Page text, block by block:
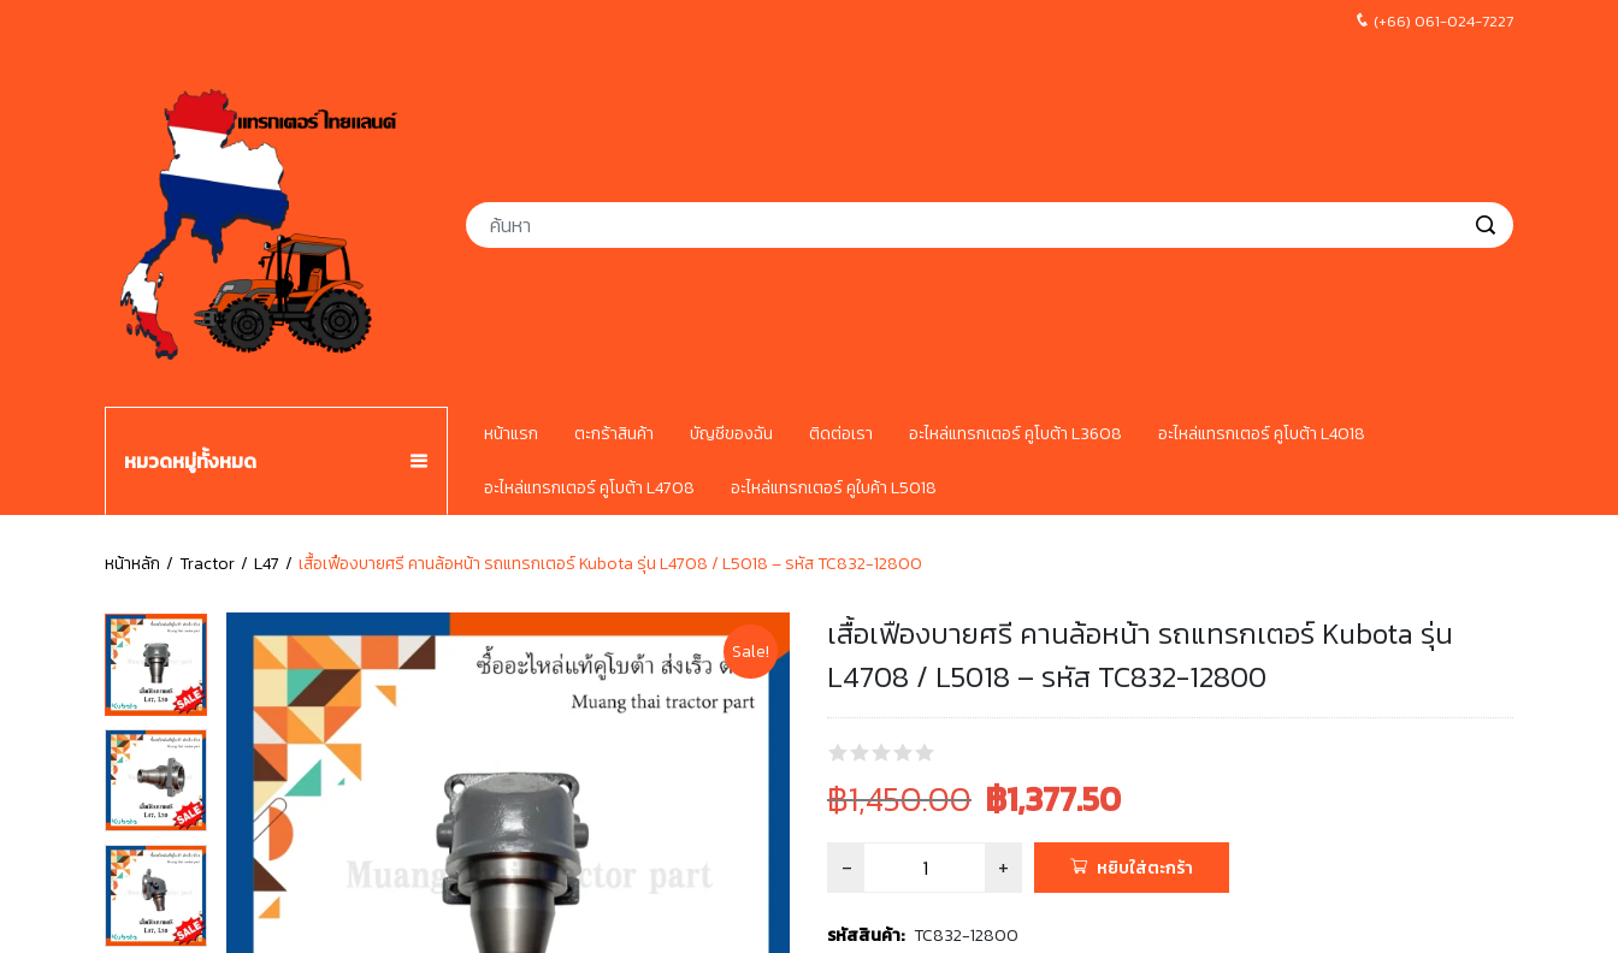
(+66) 061-024-7227
หมวดหมู่ทั้งหมด
หน้าแรก ตะกร้าสินค้า บัญชีของฉัน ติดต่อเรา อะไหล่แทรกเตอร์ คูโบต้า L3608 อะไหล่แทรกเตอร์ คูโบต้า L4018
อะไหล่แทรกเตอร์ คูโบต้า L4708 อะไหล่แทรกเตอร์ คูใบค้า L5018
หน้าหลัก Tractor L47 เสื้อเฟืองบายศรี คานล้อหน้า รถแทรกเตอร์ Kubota รุ่น L4708 / L5018 – รหัส TC832-12800
Sale!
เสื้อเฟืองบายศรี คานล้อหน้า รถแทรกเตอร์ Kubota รุ่น
L4708 / L5018 – รหัส TC832-12800
Original
price
was:
฿1,450.00 Current
price
฿1,450.00.
฿1,377.50
หยิบใส่ตะกร้า
รหัสสินค้า: TC832-12800